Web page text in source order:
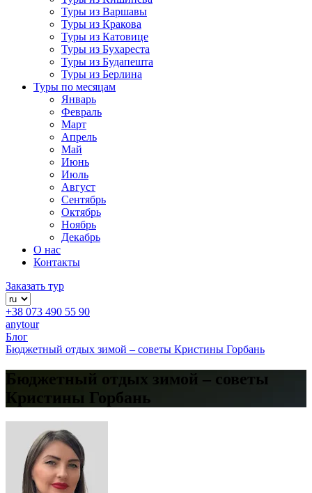
Туры из Варшавы
Туры из Кракова
Туры из Катовице
Туры из Бухареста
Туры из Будапешта
Туры из Берлина
Туры по месяцам
Январь
Февраль
Март
Апрель
Май
Июнь
Июль
Август
Сентябрь
Октябрь
Ноябрь
Декабрь
О нас
Контакты
Заказать тур
+38 073 490 55 90
anytour
Блог
Бюджетный отдых зимой – советы Кристины Горбань
Бюджетный отдых зимой – советы
Кристины Горбань